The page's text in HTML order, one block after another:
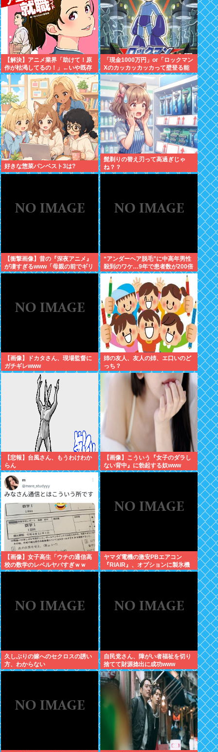
【解決】アニメ業界「助けて！原
作が枯渇してるの！」←いや既存
作品の2期やったら良いよね？
「現金1000万円」or「ロックマン
Xのカッカッカッカって壁登る能
力」
好きな惣菜パンベスト3は?
髭剃りの替え刃って高過ぎじゃ
ね？？
【衝撃画像】昔の『深夜アニメ』
が凄すぎるwww「母親の前でギリ
ギリ見れる深夜アニメ」がこち
“アンダーヘア脱毛”に中高年男性
殺到のワケ…9年で患者数が200倍
以上
【画像】ドカタさん、現場監督に
ガチギレwww
姉の友人、友人の姉、エ口いのど
っち？
【悲報】台風さん、もうわけわか
らん
【画像】こういう『女子のダラし
ない背中』に勃起する奴www
【画像】女子高生「ウチの通信高
校の数学のレベルヤバすぎｗｗ
ｗ」
ヤマダ電機の激安PBエアコン
『RIAIR』、オプションに製氷機
能も付いてた模様www
久しぶりの嫁へのセクロスの誘い
方、わからない
自民党さん、障がい者福祉を切り
捨てて財源捻出に成功www